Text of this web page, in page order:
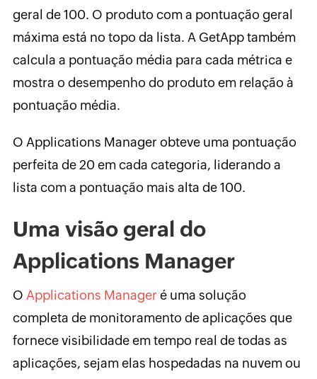
geral de 100. O produto com a pontuação geral
máxima está no topo da lista. A GetApp também
calcula a pontuação média para cada métrica e
mostra o desempenho do produto em relação à
pontuação média.
O Applications Manager obteve uma pontuação
perfeita de 20 em cada categoria, liderando a
lista com a pontuação mais alta de 100.
Uma visão geral do
Applications Manager
O Applications Manager é uma solução
completa de monitoramento de aplicações que
fornece visibilidade em tempo real de todas as
aplicações, sejam elas hospedadas na nuvem ou